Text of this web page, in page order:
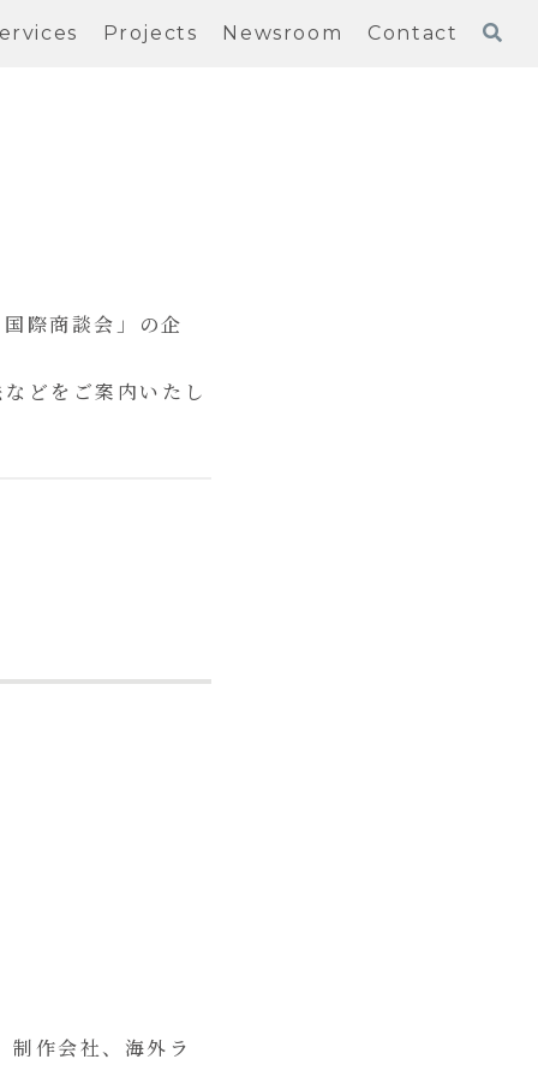
Projects Newsroom Contact
際商談会」の企
どをご案内いたし
制作会社、海外ラ